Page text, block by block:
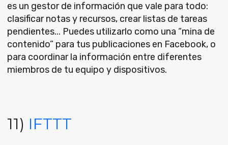
es un gestor de información que vale para todo:
clasificar notas y recursos, crear listas de tareas
pendientes... Puedes utilizarlo como una “mina de
contenido” para tus publicaciones en Facebook, o
para coordinar la información entre diferentes
miembros de tu equipo y dispositivos.
11) IFTTT